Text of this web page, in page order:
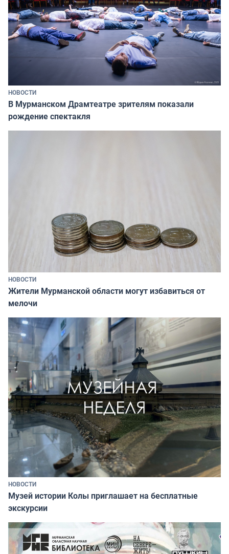
НОВОСТИ
В Мурманском Драмтеатре зрителям показали
рождение спектакля
НОВОСТИ
Жители Мурманской области могут избавиться от
мелочи
НОВОСТИ
Музей истории Колы приглашает на бесплатные
экскурсии